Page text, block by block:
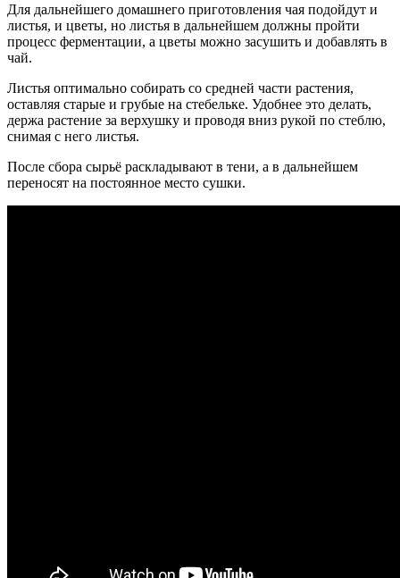
Для дальнейшего домашнего приготовления чая подойдут и
листья, и цветы, но листья в дальнейшем должны пройти
процесс ферментации, а цветы можно засушить и добавлять в
чай.
Листья оптимально собирать со средней части растения,
оставляя старые и грубые на стебельке. Удобнее это делать,
держа растение за верхушку и проводя вниз рукой по стеблю,
снимая с него листья.
После сбора сырьё раскладывают в тени, а в дальнейшем
переносят на постоянное место сушки.